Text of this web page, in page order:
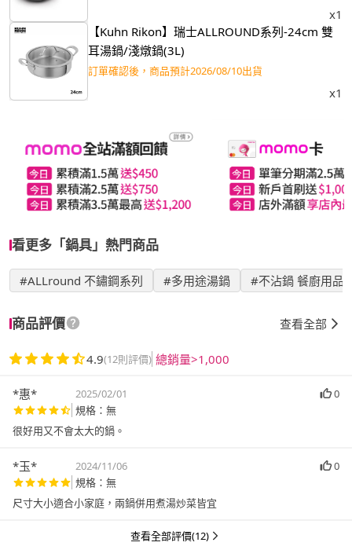
x1
【Kuhn Rikon】瑞士ALLROUND系列-24cm 雙
耳湯鍋/淺燉鍋(3L)
訂單確認後，商品預計2026/08/10出貨
x1
看更多「鍋具」熱門商品
#ALLround 不鏽鋼系列 #多用途湯鍋 #不沾鍋 餐廚用品
商品評價 查看全部
4.9(12則評價) 總銷量>1,000
*惠* 2025/02/01
0
規格：無
很好用又不會太大的鍋。
*玉* 2024/11/06
0
規格：無
尺寸大小適合小家庭，兩鍋併用煮湯炒菜皆宜
查看全部評價(12)